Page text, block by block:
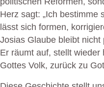
Herz sagt: „Ich bestimme
lässt sich formen,
Josias Glaube bleibt
Er räumt auf, stellt wieder
Gottes Volk, zurück zu